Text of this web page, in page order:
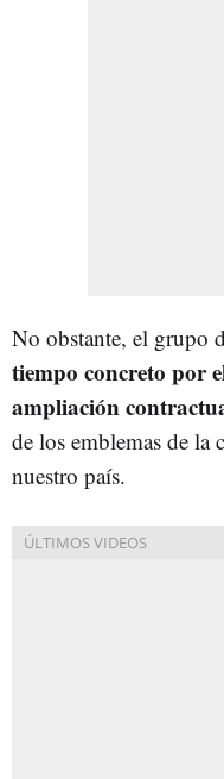
No obstante, el grupo
tiempo concreto por
ampliación
de los emblemas de la
nuestro país.